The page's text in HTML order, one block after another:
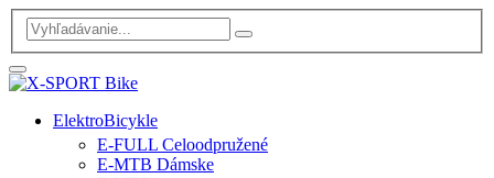
ElektroBicykle
E-FULL Celoodpružené
E-MTB Dámske